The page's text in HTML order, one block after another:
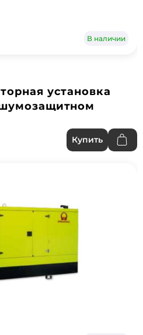
В наличии
установка
шумозащитном
Купить